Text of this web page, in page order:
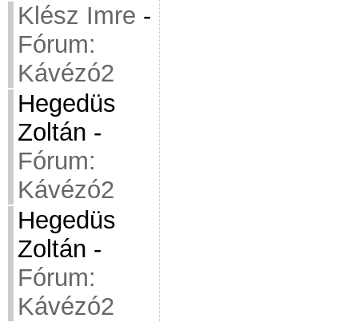
Klész Imre -
Fórum:
Kávézó2
Hegedüs
Zoltán -
Fórum:
Kávézó2
Hegedüs
Zoltán -
Fórum:
Kávézó2